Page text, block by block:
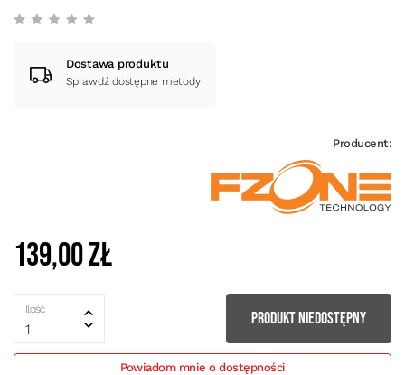
Dostawa produktu
Sprawdź dostępne metody
Producent:
139,00 zł
Ilość
1
PRODUKT NIEDOSTĘPNY
Powiadom mnie o dostępności